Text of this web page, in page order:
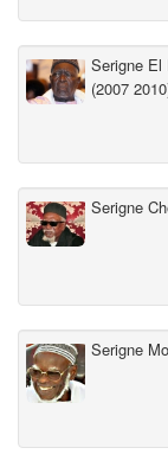
Serigne El
(2007
Serigne
Serigne